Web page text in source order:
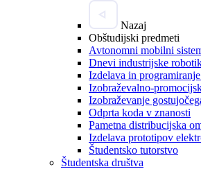
Nazaj
Obštudijski predmeti
Avtonomni mobilni
Dnevi industrijske
Izdelava in
Izobraževalno-
Izobraževanje
Odprta koda v znanosti
Pametna distribucijska
Izdelava prototipov
Študentsko tutorstvo
Študentska društva